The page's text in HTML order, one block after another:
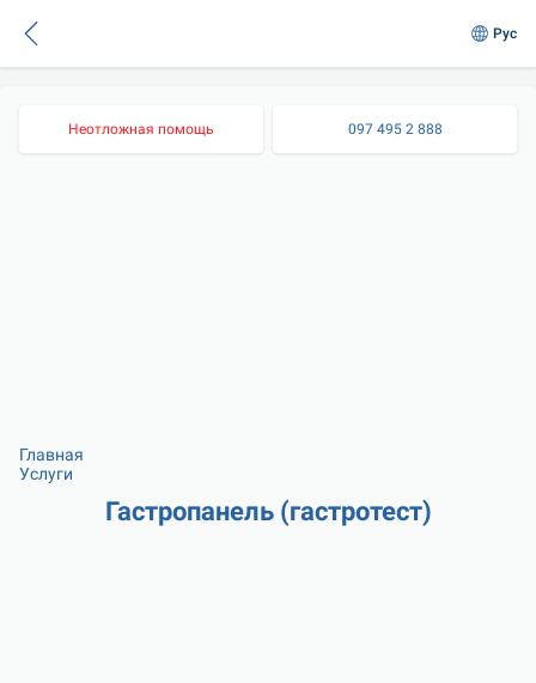
Рус
Неотложная помощь 097 495 2 888
Главная
Услуги
Гастропанель (гастротест)